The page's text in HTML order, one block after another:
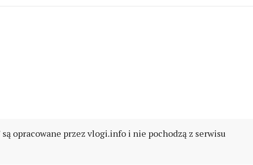
opracowane przez vlogi.info i nie pochodzą z serwisu